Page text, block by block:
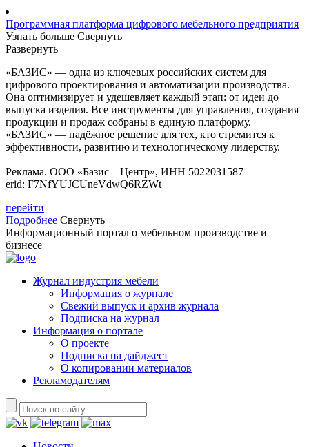
Программная платформа цифрового мебельного предприятия
Узнать больше Свернуть
Развернуть
«БАЗИС» — одна из ключевых российских систем для
цифрового проектирования и автоматизации производства.
Она оптимизирует и удешевляет каждый этап: от идеи до
выпуска изделия. Все инструменты для управления, создания
продукции и продаж собраны в единую платформу.
«БАЗИС» — надёжное решение для тех, кто стремится к
эффективности, развитию и технологическому лидерству.
Реклама. ООО «Базис – Центр», ИНН 5022031587
erid: F7NfYUJCUneVdwQ6RZWt
перейти
Подробнее Свернуть
Информационный портал о мебельном производстве и
бизнесе
Журнал индустрия мебели
Информация о журнале
Свежий выпуск и архив журнала
Подписка на журнал
Информация о портале
О проекте
Подписка на дайджест
О копировании материалов
Рекламодателям